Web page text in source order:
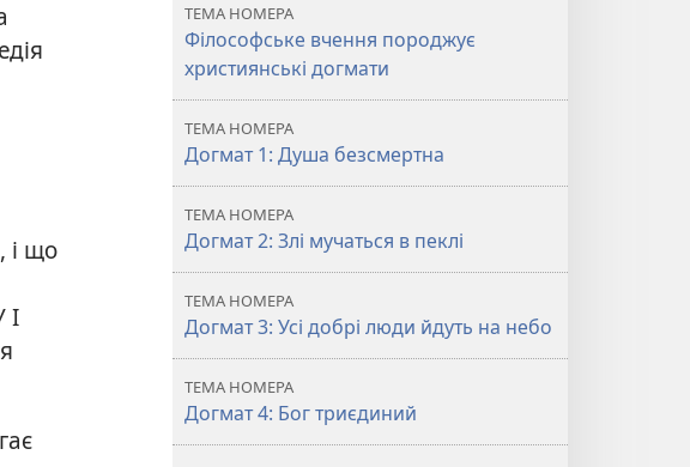
і що
I
ТЕМА НОМЕРА
Філософське вчення породжує
християнські догмати
ТЕМА НОМЕРА
Догмат 1: Душа безсмертна
ТЕМА НОМЕРА
Догмат 2: Злі мучаться в пеклі
ТЕМА НОМЕРА
Догмат 3: Усі добрі люди йдуть на небо
ТЕМА НОМЕРА
Догмат 4: Бог триєдиний